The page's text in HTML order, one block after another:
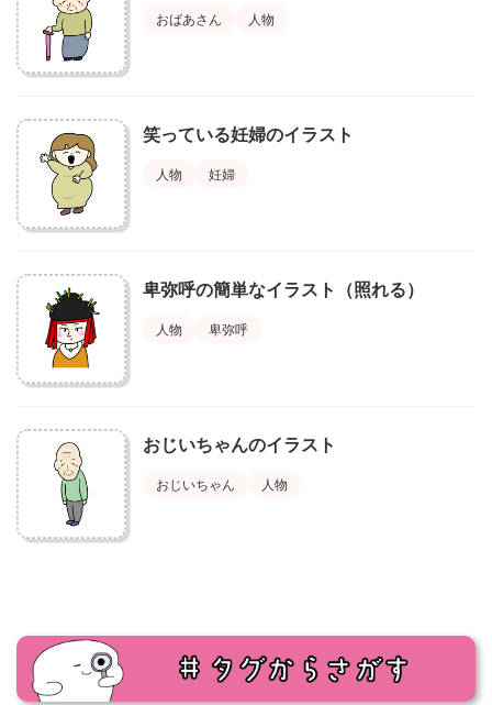
おばあさん 人物
笑っている妊婦のイラスト
人物 妊婦
卑弥呼の簡単なイラスト（照れる）
人物 卑弥呼
おじいちゃんのイラスト
おじいちゃん 人物